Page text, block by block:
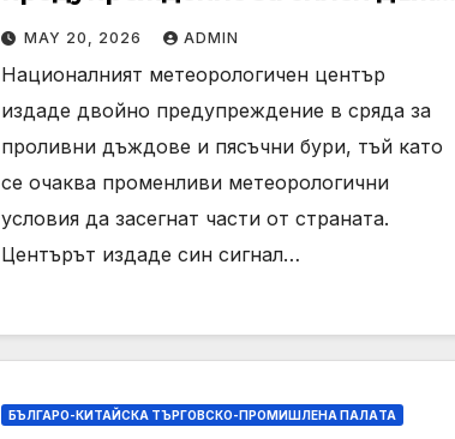
и пясъчни бури
MAY 20, 2026 ADMIN
Националният метеорологичен център
издаде двойно предупреждение в сряда за
проливни дъждове и пясъчни бури, тъй като
се очаква променливи метеорологични
условия да засегнат части от страната.
Центърът издаде син сигнал…
БЪЛГАРО-КИТАЙСКА ТЪРГОВСКО-ПРОМИШЛЕНА ПАЛAТА